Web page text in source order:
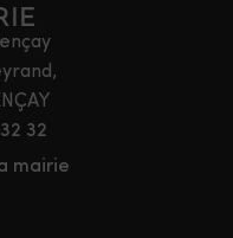
32
mairie